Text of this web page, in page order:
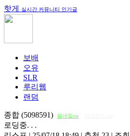
핫게 실시간 커뮤니티 인기글
보배
오유
SLR
루리웹
랜덤
종합 (5098591) 썸네일on
로딩중. . .